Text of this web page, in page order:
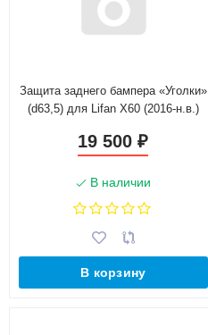
Защита заднего бампера «Уголки»
(d63,5) для Lifan X60 (2016-н.в.)
19 500₽
В наличии
В корзину